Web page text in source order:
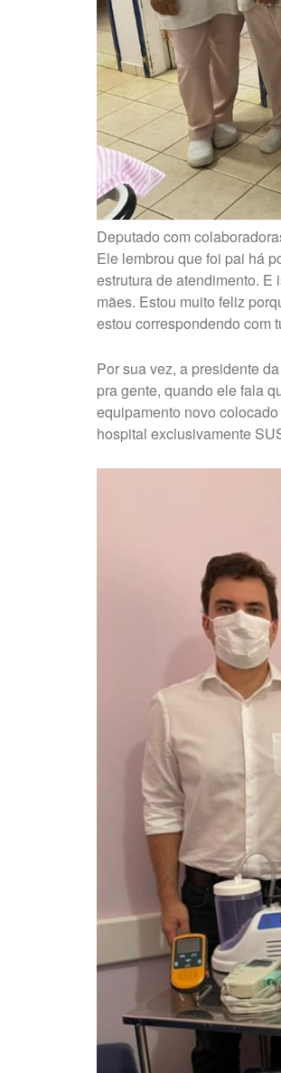
Deputado com
Ele lembrou que foi pai há
estrutura de atendimento.
mães. Estou muito feliz
estou correspondendo com
Por sua vez, a presidente
pra gente, quando ele fala
equipamento novo
hospital exclusivamente